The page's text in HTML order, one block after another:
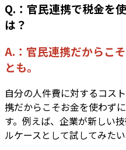
Q.：官民連携で税金を
は？
A.：官民連携だからこ
とも。
自分の人件費に対するコス
携だからこそお金を使わず
す。例えば、企業が新しい
ルケースとして試してみたい